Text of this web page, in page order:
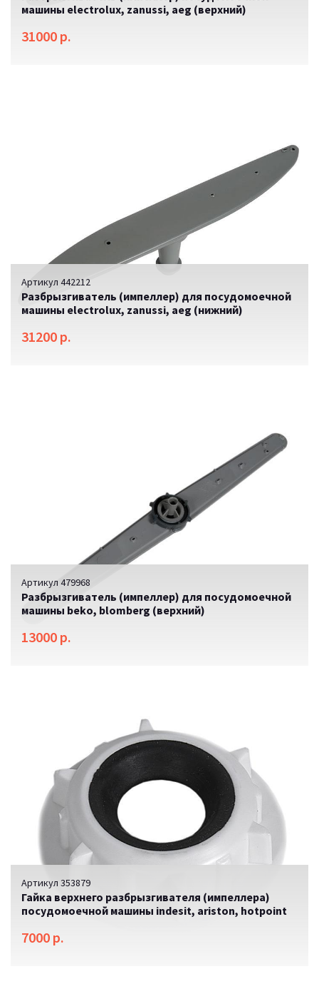
машины electrolux, zanussi, aeg (верхний)
31000 р.
Артикул 442212
Разбрызгиватель (импеллер) для посудомоечной
машины electrolux, zanussi, aeg (нижний)
31200 р.
Артикул 479968
Разбрызгиватель (импеллер) для посудомоечной
машины beko, blomberg (верхний)
13000 р.
Артикул 353879
Гайка верхнего разбрызгивателя (импеллера)
посудомоечной машины indesit, ariston, hotpoint
7000 р.